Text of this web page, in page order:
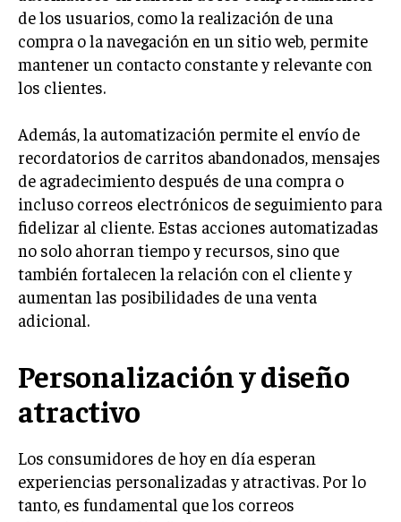
IMPORTACIÓN Y EXPORTACIÓN
ALIANZAS ESTRATÉGICAS
GESTIÓN DE LA INNOVACIÓN TECNOLÓGICA
TRANSFORMACIÓN DIGITAL
ANALÍTICA EMPRESARIAL Y BUSINESS
INTELLIGENCE
CIBERSEGURIDAD EMPRESARIAL
ESTRATEGIA
EMPRESAS FAMILIARES Y SUCESIÓN
GESTIÓN DEL RIESGO EMPRESARIAL
NEGOCIACIÓN Y RESOLUCIÓN DE CONFLICTOS
ÉXITO EMPRESARIAL Y CASOS DE ESTUDIO
GOBIERNO CORPORATIVO
de los usuarios, como la realización de una
compra o la navegación en un sitio web, permite
mantener un contacto constante y relevante con
los clientes.
Además, la automatización permite el envío de
recordatorios de carritos abandonados, mensajes
de agradecimiento después de una compra o
incluso correos electrónicos de seguimiento para
fidelizar al cliente. Estas acciones automatizadas
no solo ahorran tiempo y recursos, sino que
también fortalecen la relación con el cliente y
aumentan las posibilidades de una venta
adicional.
Personalización y diseño
atractivo
Los consumidores de hoy en día esperan
experiencias personalizadas y atractivas. Por lo
tanto, es fundamental que los correos